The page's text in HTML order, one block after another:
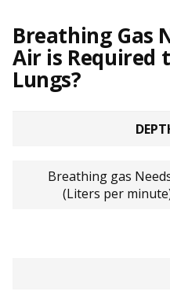
Breathing Gas
Air is Required
Lungs?
Breathing gas
(Liters per